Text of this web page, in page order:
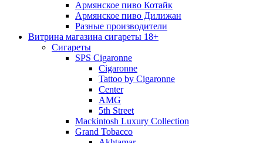
Армянское пиво Котайк
Армянское пиво Дилижан
Разные производители
Витрина магазина сигареты 18+
Cигареты
SPS Cigaronne
Сigaronne
Tattoo by Cigaronne
Center
AMG
5th Street
Mackintosh Luxury Collection
Grand Tobacco